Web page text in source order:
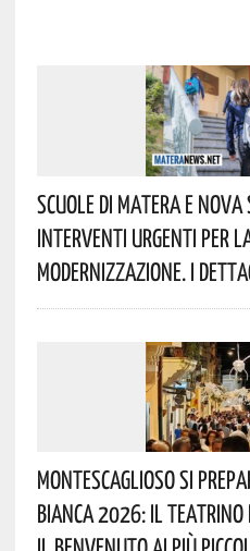
Scuole Di Matera E
Interventi Urgenti Per
Modernizzazione. I
Montescaglioso Si
Bianca 2026: Il